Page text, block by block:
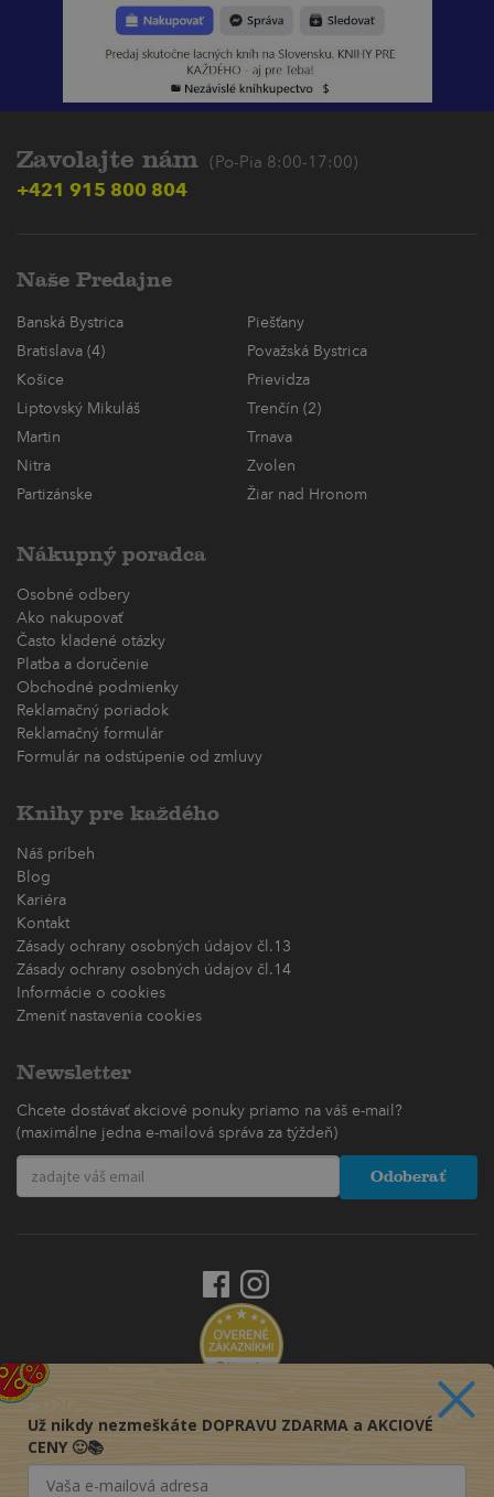
Zavolajte nám (Po-Pia 8:00-17:00)
+421 915 800 804
Naše Predajne
Banská Bystrica
Piešťany
Bratislava (4)
Považská Bystrica
Košice
Prievidza
Liptovský Mikuláš
Trenčín (2)
Martin
Trnava
Nitra
Zvolen
Partizánske
Žiar nad Hronom
Nákupný poradca
Osobné odbery
Ako nakupovať
Často kladené otázky
Platba a doručenie
Obchodné podmienky
Reklamačný poriadok
Reklamačný formulár
Formulár na odstúpenie od zmluvy
Knihy pre každého
Náš príbeh
Blog
Kariéra
Kontakt
Zásady ochrany osobných údajov čl.13
Zásady ochrany osobných údajov čl.14
Informácie o cookies
Zmeniť nastavenia cookies
Newsletter
Chcete dostávať akciové ponuky priamo na váš e-mail?
(maximálne jedna e-mailová správa za týždeň)
Odoberať
Už nikdy nezmeškáte DOPRAVU ZDARMA a AKCIOVÉ
CENY 🙂📚